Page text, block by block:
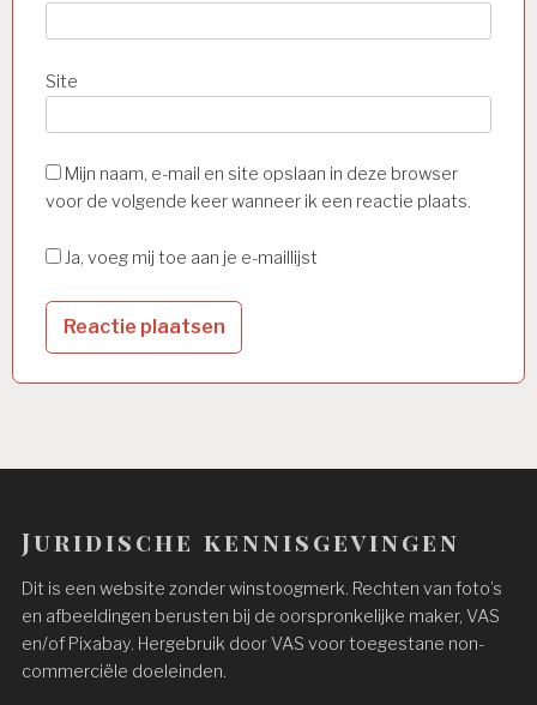
Site
Mijn naam, e-mail en site opslaan in deze browser
voor de volgende keer wanneer ik een reactie plaats.
Ja, voeg mij toe aan je e-maillijst
Juridische kennisgevingen
Dit is een website zonder winstoogmerk. Rechten van foto’s
en afbeeldingen berusten bij de oorspronkelijke maker, VAS
en/of Pixabay. Hergebruik door VAS voor toegestane non-
commerciële doeleinden.